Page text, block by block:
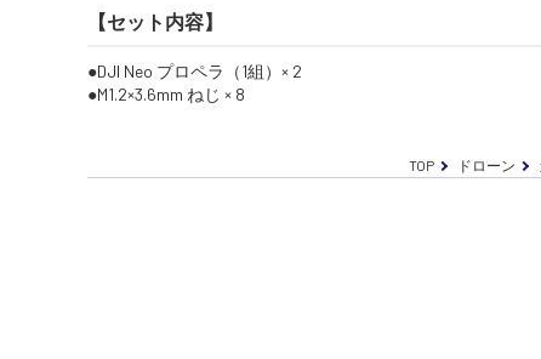
【セット内容】
DJI Neo プロペラ（1組）× 2
M1.2×3.6mm ねじ × 8
TOP ドローン